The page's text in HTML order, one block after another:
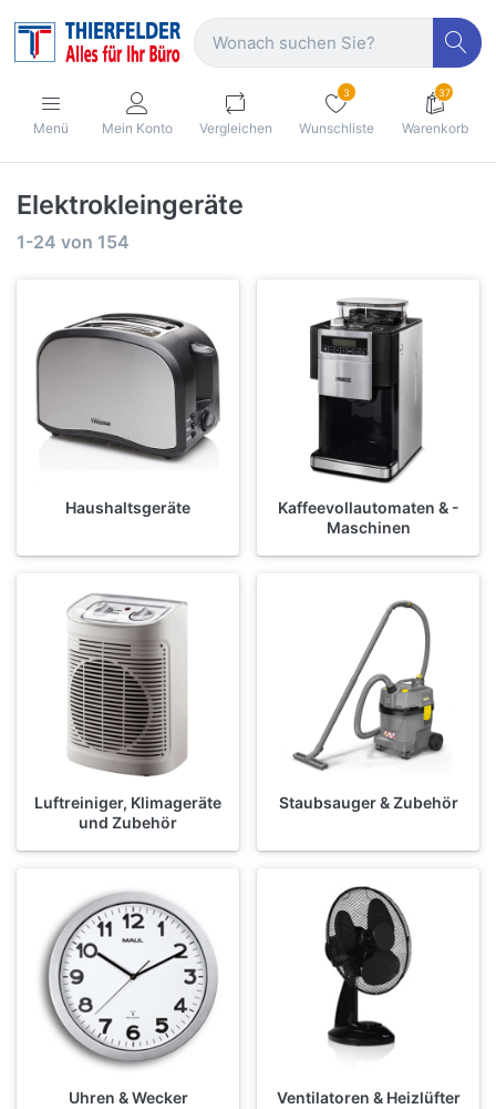
Menü Mein Konto Vergleichen
3
Wunschliste
37
Warenkorb
Elektrokleingeräte
1-24 von 154
Haushaltsgeräte
Kaffeevollautomaten & -
Maschinen
Luftreiniger, Klimageräte
und Zubehör
Staubsauger & Zubehör
Uhren & Wecker Ventilatoren & Heizlüfter